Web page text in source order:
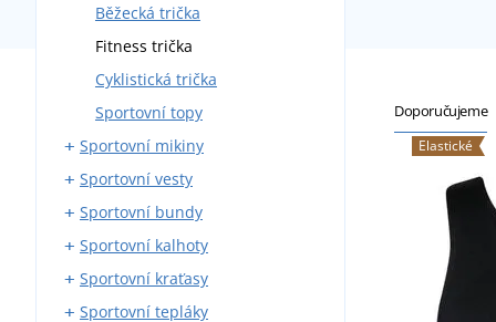
Běžecká trička
Fitness trička
Cyklistická trička
Sportovní topy
Sportovní mikiny
Sportovní mikiny na zip
Sportovní mikiny přes hlavu
Sportovní vesty
Softshellové sportovní vesty
Outdoorové vesty
Sportovní bundy
Sportovní softshellové bundy
Sportovní prošívané bundy
Běžecké bundy
Sportovní kalhoty
Běžecké kalhoty
Elastické kalhoty
Sportovní kraťasy
Běžecké kraťasy
Sportovní tepláky
Doporučujeme
Elastické